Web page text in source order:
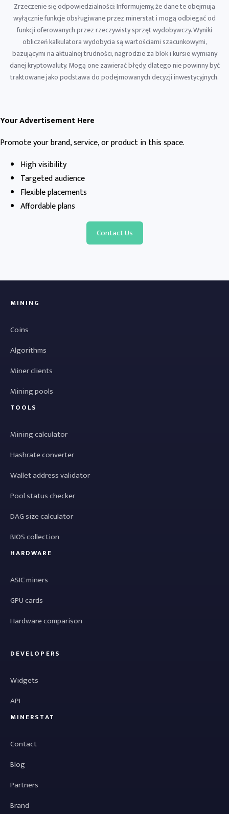
Zrzeczenie się odpowiedzialności: Informujemy, że dane te obejmują
wyłącznie funkcje obsługiwane przez minerstat i mogą odbiegać od
funkcji oferowanych przez rzeczywisty sprzęt wydobywczy. Wyniki
obliczeń kalkulatora wydobycia są wartościami szacunkowymi,
bazującymi na aktualnej trudności, nagrodzie za blok i kursie wymiany
danej kryptowaluty. Mogą one zawierać błędy, dlatego nie powinny być
traktowane jako podstawa do podejmowanych decyzji inwestycyjnych.
Your Advertisement Here
Promote your brand, service, or product in this space.
High visibility
Targeted audience
Flexible placements
Affordable plans
Contact Us
MINING
Coins
Algorithms
Miner clients
Mining pools
TOOLS
Mining calculator
Hashrate converter
Wallet address validator
Pool status checker
DAG size calculator
BIOS collection
HARDWARE
ASIC miners
GPU cards
Hardware comparison
DEVELOPERS
Widgets
API
MINERSTAT
Contact
Blog
Partners
Brand